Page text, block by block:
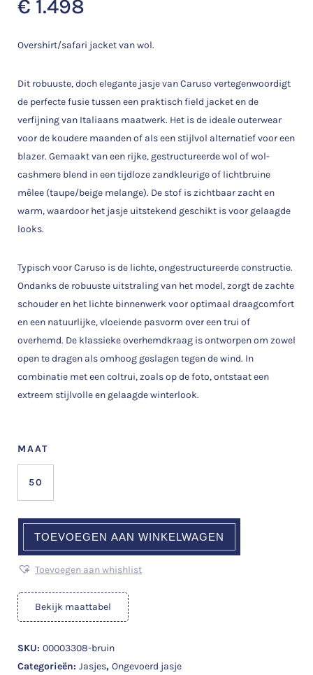
€ 1.498
Overshirt/safari jacket van wol.
Dit robuuste, doch elegante jasje van Caruso vertegenwoordigt
de perfecte fusie tussen een praktisch field jacket en de
verfijning van Italiaans maatwerk. Het is de ideale outerwear
voor de koudere maanden of als een stijlvol alternatief voor een
blazer. Gemaakt van een rijke, gestructureerde wol of wol-
cashmere blend in een tijdloze zandkleurige of lichtbruine
mêlee (taupe/beige melange). De stof is zichtbaar zacht en
warm, waardoor het jasje uitstekend geschikt is voor gelaagde
looks.
Typisch voor Caruso is de lichte, ongestructureerde constructie.
Ondanks de robuuste uitstraling van het model, zorgt de zachte
schouder en het lichte binnenwerk voor optimaal draagcomfort
en een natuurlijke, vloeiende pasvorm over een trui of
overhemd. De klassieke overhemdkraag is ontworpen om zowel
open te dragen als omhoog geslagen tegen de wind. In
combinatie met een coltrui, zoals op de foto, ontstaat een
extreem stijlvolle en gelaagde winterlook.
MAAT
50
TOEVOEGEN AAN WINKELWAGEN
Toevoegen aan whishlist
Bekijk maattabel
SKU: 00003308-bruin
Categorieën: Jasjes, Ongevoerd jasje